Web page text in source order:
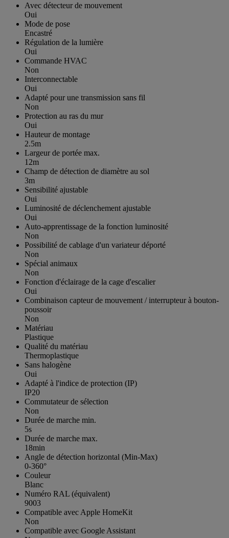
Avec détecteur de mouvement
Oui
Mode de pose
Encastré
Régulation de la lumière
Oui
Commande HVAC
Non
Interconnectable
Oui
Adapté pour une transmission sans fil
Non
Protection au ras du mur
Oui
Hauteur de montage
2.5m
Largeur de portée max.
12m
Champ de détection de diamètre au sol
3m
Sensibilité ajustable
Oui
Luminosité de déclenchement ajustable
Oui
Auto-apprentissage de la fonction luminosité
Non
Possibilité de cablage d'un variateur déporté
Non
Spécial animaux
Non
Fonction d'éclairage de la cage d'escalier
Oui
Combinaison capteur de mouvement / interrupteur à bouton-
poussoir
Non
Matériau
Plastique
Qualité du matériau
Thermoplastique
Sans halogène
Oui
Adapté à l'indice de protection (IP)
IP20
Commutateur de sélection
Non
Durée de marche min.
5s
Durée de marche max.
18min
Angle de détection horizontal (Min-Max)
0-360°
Couleur
Blanc
Numéro RAL (équivalent)
9003
Compatible avec Apple HomeKit
Non
Compatible avec Google Assistant